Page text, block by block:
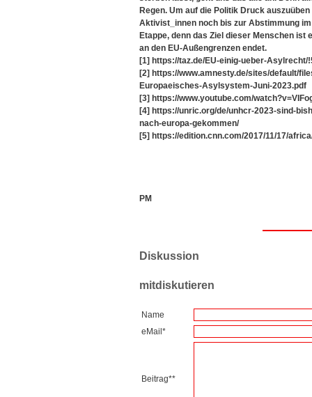
Regen. Um auf die Politik Druck
Aktivist_innen noch bis zur Abstimmung
Etappe, denn das Ziel dieser Menschen
an den EU-Außengrenzen endet.
[1] https://taz.de/EU-einig-ueber-Asylrecht/
[2] https://www.amnesty.de/sites/default/
Europaeisches-Asylsystem-Juni-2023.pdf
[3] https://www.youtube.com/
[4] https://unric.org/de/unhcr-2023-sind-
nach-europa-gekommen/
[5] https://edition.cnn.com/2017/11/17/
PM
Diskussion
mitdiskutieren
Name
eMail*
Beitrag**